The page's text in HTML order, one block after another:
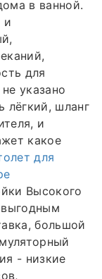
в ванной.
и
для
указано
лёгкий, шланг
и
какое
для
Высокого
выгодным
большой
- низкие